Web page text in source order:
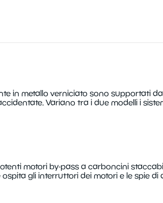
in metallo verniciato sono supportati
Variano tra i due modelli i
motori by-pass a carboncini
gli interruttori dei motori e le spie